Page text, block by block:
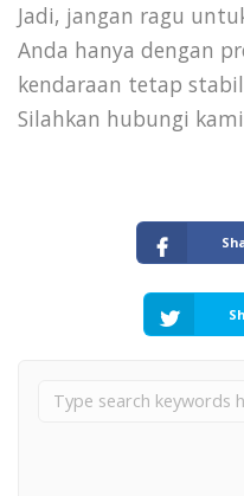
Jadi, jangan ragu
Anda hanya dengan
kendaraan tetap
Silahkan hubungi